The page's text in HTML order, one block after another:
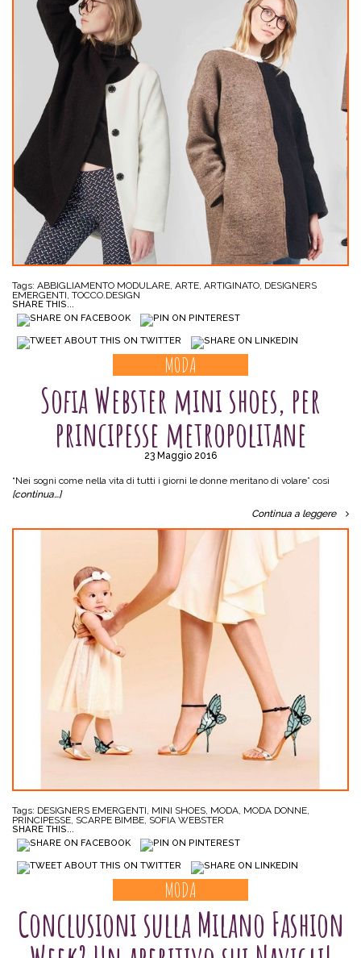
Tags: ABBIGLIAMENTO MODULARE, ARTE, ARTIGINATO, DESIGNERS
EMERGENTI, TOCCO.DESIGN
SHARE THIS...
MODA
Sofia Webster mini shoes, per
principesse metropolitane
23 Maggio 2016
“Nei sogni come nella vita di tutti i giorni le donne meritano di volare” così
[continua…]
Continua a leggere
Tags: DESIGNERS EMERGENTI, MINI SHOES, MODA, MODA DONNE,
PRINCIPESSE, SCARPE BIMBE, SOFIA WEBSTER
SHARE THIS...
MODA
Conclusioni sulla Milano Fashion